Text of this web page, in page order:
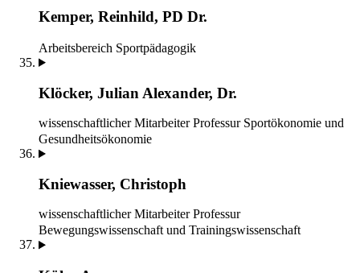
Kemper, Reinhild, PD Dr.
Arbeitsbereich Sportpädagogik
Klöcker, Julian Alexander, Dr.
wissenschaftlicher Mitarbeiter Professur Sportökonomie und
Gesundheitsökonomie
Kniewasser, Christoph
wissenschaftlicher Mitarbeiter Professur
Bewegungswissenschaft und Trainingswissenschaft